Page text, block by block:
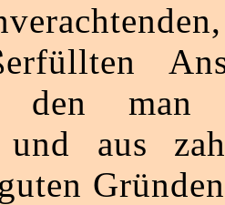
den man
und aus